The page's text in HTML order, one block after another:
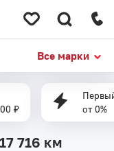
Все марки
₽
от 0%
716 км